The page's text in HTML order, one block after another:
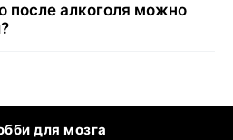
после алкоголя можно
для мозга